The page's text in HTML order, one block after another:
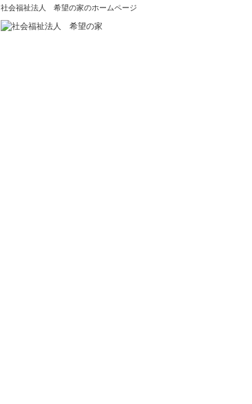
社会福祉法人 希望の家のホームページ